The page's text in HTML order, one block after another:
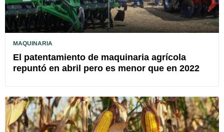
MAQUINARIA
El patentamiento de maquinaria agrícola
repuntó en abril pero es menor que en 2022